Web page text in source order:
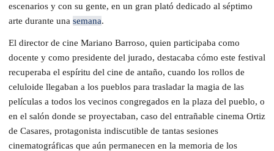
escenarios y con su gente, en un gran plató dedicado al séptimo
arte durante una semana.
El director de cine Mariano Barroso, quien participaba como
docente y como presidente del jurado, destacaba cómo este festival
recuperaba el espíritu del cine de antaño, cuando los rollos de
celuloide llegaban a los pueblos para trasladar la magia de las
películas a todos los vecinos congregados en la plaza del pueblo, o
en el salón donde se proyectaban, caso del entrañable cinema Ortiz
de Casares, protagonista indiscutible de tantas sesiones
cinematográficas que aún permanecen en la memoria de los